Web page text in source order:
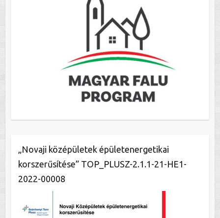
„Novaji középületek épületenergetikai
korszerűsítése” TOP_PLUSZ-2.1.1-21-HE1-
2022-00008